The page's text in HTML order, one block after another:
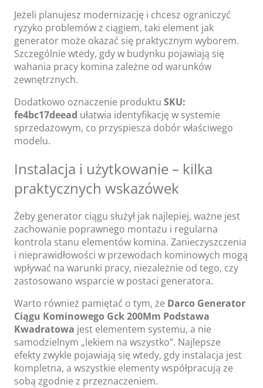
Jeżeli planujesz modernizację i chcesz ograniczyć
ryzyko problemów z ciągiem, taki element jak
generator może okazać się praktycznym wyborem.
Szczególnie wtedy, gdy w budynku pojawiają się
wahania pracy komina zależne od warunków
zewnętrznych.
Dodatkowo oznaczenie produktu SKU:
fe4bc17deead ułatwia identyfikację w systemie
sprzedażowym, co przyspiesza dobór właściwego
modelu.
Instalacja i użytkowanie – kilka
praktycznych wskazówek
Żeby generator ciągu służył jak najlepiej, ważne jest
zachowanie poprawnego montażu i regularna
kontrola stanu elementów komina. Zanieczyszczenia
i nieprawidłowości w przewodach kominowych mogą
wpływać na warunki pracy, niezależnie od tego, czy
zastosowano wsparcie w postaci generatora.
Warto również pamiętać o tym, że Darco Generator
Ciągu Kominowego Gck 200Mm Podstawa
Kwadratowa jest elementem systemu, a nie
samodzielnym „lekiem na wszystko”. Najlepsze
efekty zwykle pojawiają się wtedy, gdy instalacja jest
kompletna, a wszystkie elementy współpracują ze
sobą zgodnie z przeznaczeniem.